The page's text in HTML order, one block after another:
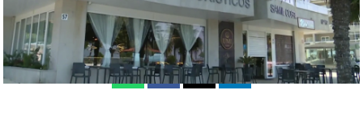
Marina G. Castro |Carmen Utrera
Publicado: 09 de septiembre de 2023, 06:04
WhatsappFacebook
X Linkedin